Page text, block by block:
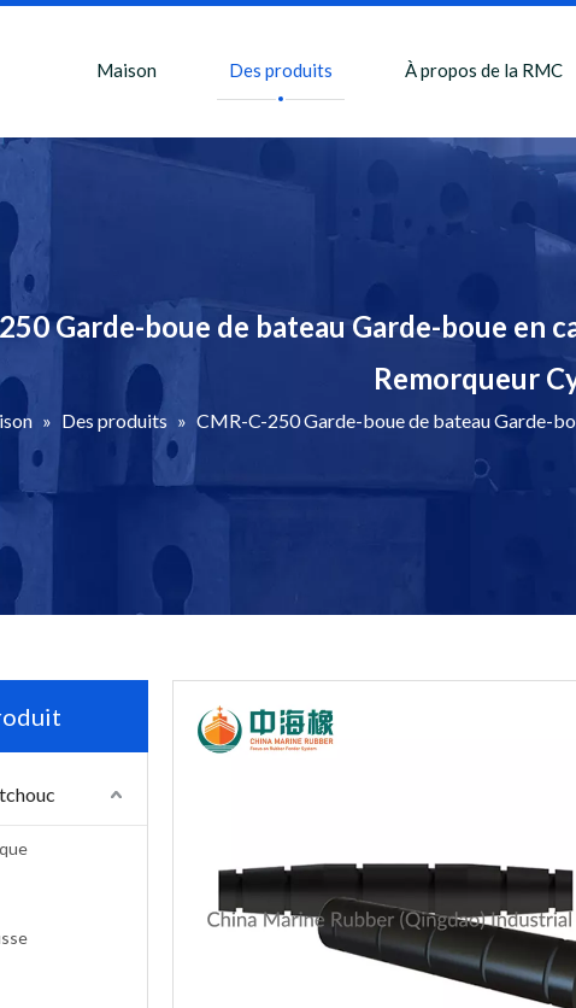
Maison Des produits À propos de la RMC
Garde-boue de bateau Garde-boue en
Remorqueur
» Des produits » CMR-C-250 Garde-boue de bateau Garde-